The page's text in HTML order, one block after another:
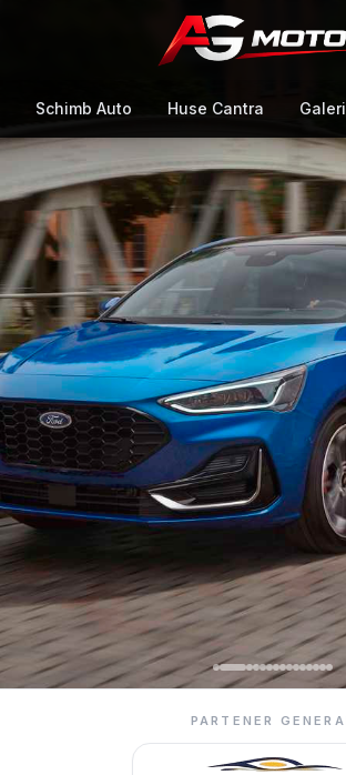
Schimb Auto Huse Cantra
PARTENER